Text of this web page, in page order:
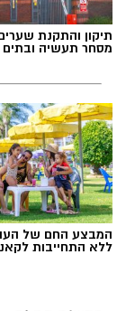
במוזיאון
תגים:משרד
ההחלקות
תיקון והתקנת
מסחר תעשיה ובתים
המבצע החם של
ללא התחייבות